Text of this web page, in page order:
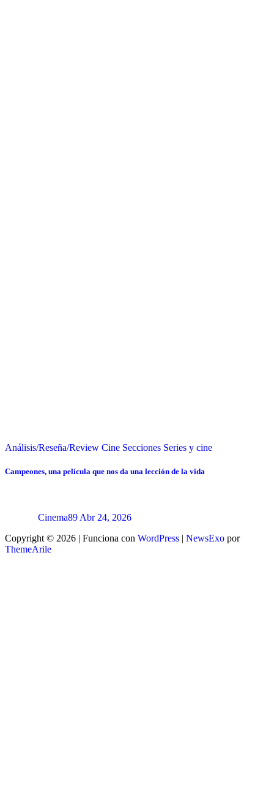
Análisis/Reseña/Review Cine Secciones Series y cine
Campeones, una película que nos da una lección de la vida
Cinema89 Abr 24, 2026
Copyright © 2026 | Funciona con WordPress | NewsExo por
ThemeArile